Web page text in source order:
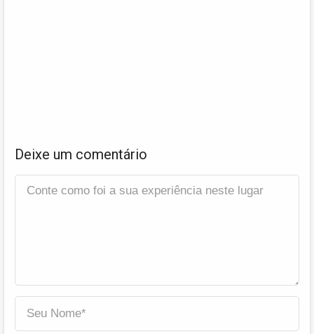
Deixe um comentário